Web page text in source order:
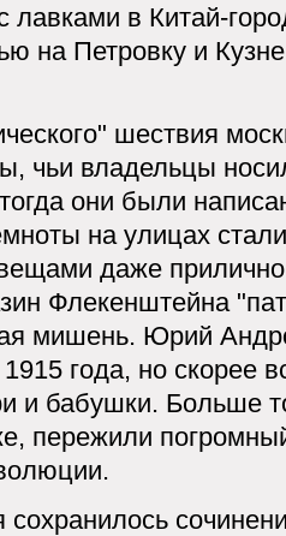
лавками в Китай-
на Петровку и
шествия
чьи владельцы
они были
на улицах
даже
Флекенштейна
мишень. Юрий
года, но скорее
и бабушки. Больше
пережили